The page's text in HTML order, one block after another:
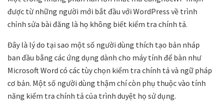
được từ những người mới bắt đầu với WordPress về trình
chỉnh sửa bài đăng là họ không biết kiểm tra chính tả.
Đây là lý do tại sao một số người dùng thích tạo bản nháp
ban đầu bằng các ứng dụng dành cho máy tính để bàn như
Microsoft Word có các tùy chọn kiểm tra chính tả và ngữ pháp
cơ bản. Một số người dùng thậm chí còn phụ thuộc vào tính
năng kiểm tra chính tả của trình duyệt họ sử dụng.